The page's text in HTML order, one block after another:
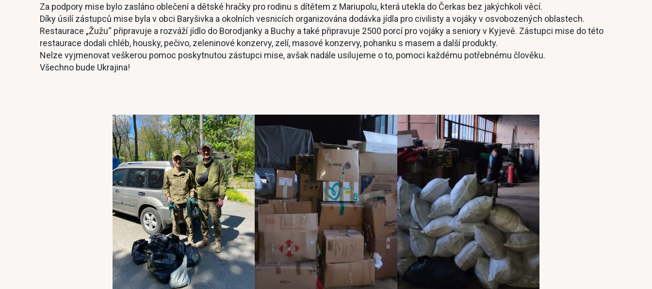
Za podpory mise bylo zasláno oblečení a dětské hračky pro rodinu s dítětem z Mariupolu, která utekla do Čerkas bez jakýchkoli věcí.
Díky úsilí zástupců mise byla v obci Baryšivka a okolních vesnicích organizována dodávka jídla pro civilisty a vojáky v osvobozených oblastech.
Restaurace „Žužu“ připravuje a rozváží jídlo do Borodjanky a Buchy a také připravuje 2500 porcí pro vojáky a seniory v Kyjevě. Zástupci mise do této
restaurace dodali chléb, housky, pečivo, zeleninové konzervy, zelí, masové konzervy, pohanku s masem a další produkty.
Nelze vyjmenovat veškerou pomoc poskytnutou zástupci mise, avšak nadále usilujeme o to, pomoci každému potřebnému člověku.
Všechno bude Ukrajina!